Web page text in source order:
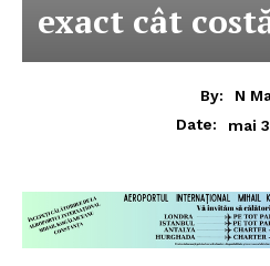
exact cât
By:
N
Date:
mai